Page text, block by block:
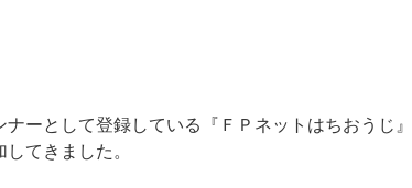
ーとして登録している『ＦＰネットはちおうじ』
てきました。